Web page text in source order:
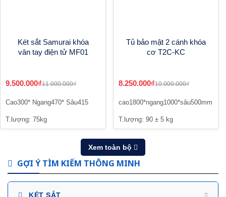
Két sắt Samurai khóa
vân tay điện tử MF01
9.500.000₫11.000.000₫
Cao300* Ngang470* Sâu415
T.lượng: 75kg
Tủ bảo mật 2 cánh khóa
cơ T2C-KC
8.250.000₫10.000.000₫
cao1800*ngang1000*sâu500mm
T.lượng: 90 ± 5 kg
Xem toàn bộ
GỢI Ý TÌM KIẾM THÔNG MINH
KÉT SẮT